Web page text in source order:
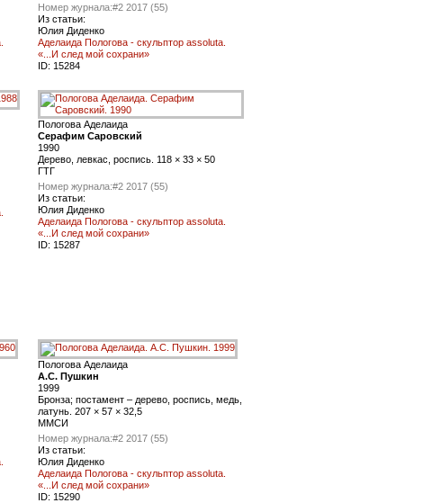
Номер журнала:#2 2017 (55)
Из статьи:
Юлия Диденко
Аделаида Пологова - скульптор assoluta.
«...И след мой сохрани»
ID: 15284
Пологова Аделаида
Серафим Саровский
1990
Дерево, левкас, роспись. 118 × 33 × 50
ГТГ
Номер журнала:#2 2017 (55)
Из статьи:
Юлия Диденко
Аделаида Пологова - скульптор assoluta.
«...И след мой сохрани»
ID: 15287
Пологова Аделаида
А.С. Пушкин
1999
Бронза; постамент – дерево, роспись, медь,
латунь. 207 × 57 × 32,5
ММСИ
Номер журнала:#2 2017 (55)
Из статьи:
Юлия Диденко
Аделаида Пологова - скульптор assoluta.
«...И след мой сохрани»
ID: 15290